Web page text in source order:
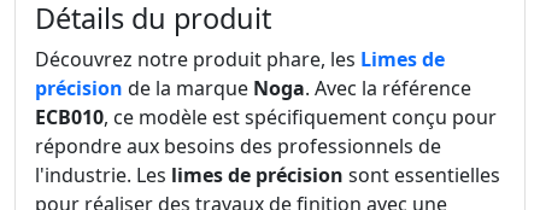
Détails du produit
Découvrez notre produit phare, les Limes de
précision de la marque Noga. Avec la référence
ECB010, ce modèle est spécifiquement conçu pour
répondre aux besoins des professionnels de
l'industrie. Les limes de précision sont essentielles
pour réaliser des travaux de finition avec une